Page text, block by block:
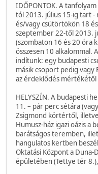
IDŐPONTOK. A
tól 2013. július 15-ig tart
és/vagy csütörtökön 18
szeptember 22-től 2013.
(szombaton 16 és 20 óra
összesen 10
indítunk: egy budapesti
másik csoport pedig vagy
az érdeklődés
HELYSZÍN. A budapesti
11. – pár perc sétára
Zsigmond körtértől,
Humusz-ház igazi oázis
barátságos teremben,
hangulatos kertben
Oktatási Központ a Duna-
épületében (Tettye tér